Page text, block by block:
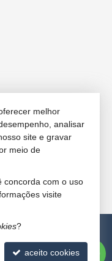
Site para imobiliárias: Castel Digital
2
melhor
analisar
site e gravar
meio de
concorda com o uso
visite
?
aceito cookies